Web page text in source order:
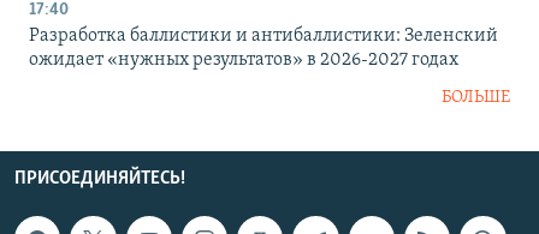
17:40
Разработка баллистики и антибаллистики: Зеленский
ожидает «нужных результатов» в 2026-2027 годах
БОЛЬШЕ
ПРИСОЕДИНЯЙТЕСЬ!